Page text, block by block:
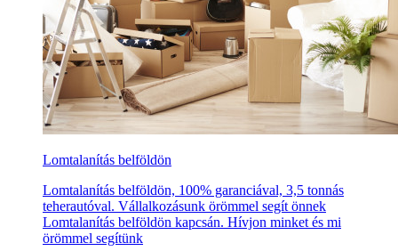
Lomtalanítás belföldön
Lomtalanítás belföldön, 100% garanciával, 3,5 tonnás
teherautóval. Vállalkozásunk örömmel segít önnek
Lomtalanítás belföldön kapcsán. Hívjon minket és mi
örömmel segítünk